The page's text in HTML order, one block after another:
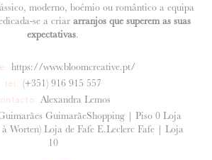
moderno, boémio ou romântico a equipa
se a criararranjos que superem as suas
expectativas.
https://www.bloomcreative.pt/
tel: (+351) 916 915 557
Alexandra Lemos
GuimarãeShopping | Piso 0 Loja
Worten) Loja de Fafe E.Leclerc Fafe | Loja
10